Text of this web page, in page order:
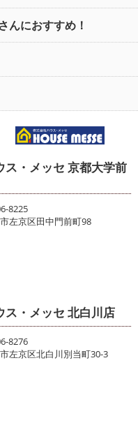
んにおすすめ！
ス・メッセ 京都大学前
8225
左京区田中門前町98
ス・メッセ 北白川店
8276
左京区北白川別当町30-3